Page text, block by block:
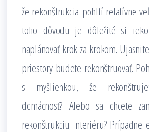
že rekonštrukcia pohltí relatívne
toho dôvodu je dôležité si
naplánovať krok za krokom.
priestory budete rekonštruovať.
s myšlienkou, že
domácnosť? Alebo sa chcete
rekonštrukciu interiéru? Prípadne